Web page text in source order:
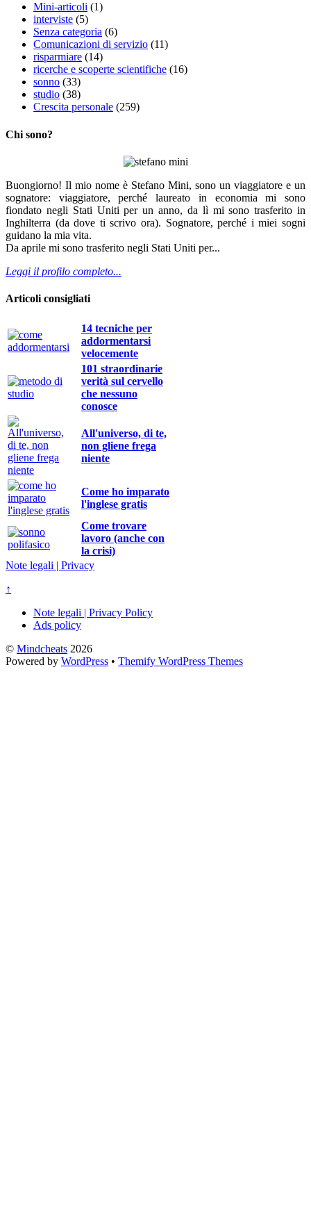
Mini-articoli (1)
interviste (5)
Senza categoria (6)
Comunicazioni di servizio (11)
risparmiare (14)
ricerche e scoperte scientifiche (16)
sonno (33)
studio (38)
Crescita personale (259)
Chi sono?
Buongiorno! Il mio nome è Stefano Mini, sono un viaggiatore e un
sognatore: viaggiatore, perché laureato in economia mi sono
fiondato negli Stati Uniti per un anno, da lì mi sono trasferito in
Inghilterra (da dove ti scrivo ora). Sognatore, perché i miei sogni
guidano la mia vita.
Da aprile mi sono trasferito negli Stati Uniti per...
Leggi il profilo completo...
Articoli consigliati
14 tecniche per
addormentarsi
velocemente
101 straordinarie
verità sul cervello
che nessuno
conosce
All'universo, di te,
non gliene frega
niente
Come ho imparato
l'inglese gratis
Come trovare
lavoro (anche con
la crisi)
Note legali | Privacy
↑
Note legali | Privacy Policy
Ads policy
© Mindcheats 2026
Powered by WordPress • Themify WordPress Themes